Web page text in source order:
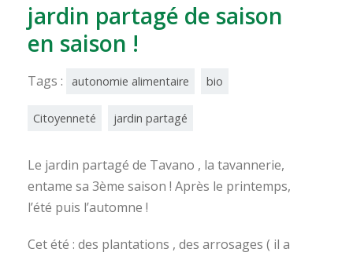
jardin partagé de saison
en saison !
Tags : autonomie alimentaire bio
Citoyenneté jardin partagé
Le jardin partagé de Tavano , la tavannerie,
entame sa 3ème saison ! Après le printemps,
l’été puis l’automne !
Cet été : des plantations , des arrosages ( il a